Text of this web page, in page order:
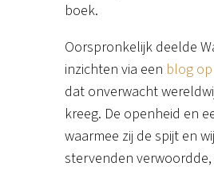
boek.
Oorspronkelijk deelde
inzichten via een blog
dat onverwacht
kreeg. De openheid en
waarmee zij de spijt en
stervenden